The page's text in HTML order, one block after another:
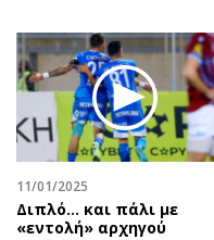
Εικαστικά
Βιβλίο
Χειρόγραφα
11/01/2025
Διπλό... και πάλι με
«εντολή» αρχηγού